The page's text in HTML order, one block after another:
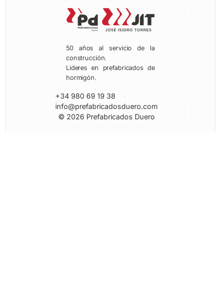
50 años al servicio de la
construcción.
Lideres en prefabricados de
hormigón.
+34 980 69 19 38
info@prefabricadosduero.com
© 2026 Prefabricados Duero